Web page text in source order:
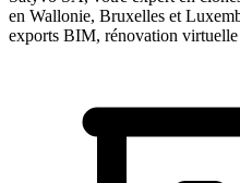
en Wallonie, Bruxelles et
exports BIM, rénovation